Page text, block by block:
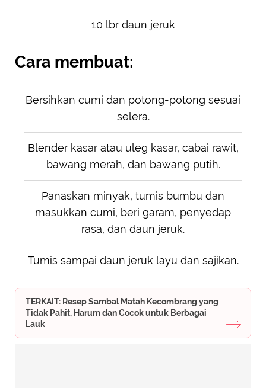
10 lbr daun jeruk
Cara membuat:
Bersihkan cumi dan potong-potong sesuai
selera.
Blender kasar atau uleg kasar, cabai rawit,
bawang merah, dan bawang putih.
Panaskan minyak, tumis bumbu dan
masukkan cumi, beri garam, penyedap
rasa, dan daun jeruk.
Tumis sampai daun jeruk layu dan sajikan.
TERKAIT: Resep Sambal Matah Kecombrang yang
Tidak Pahit, Harum dan Cocok untuk Berbagai
Lauk